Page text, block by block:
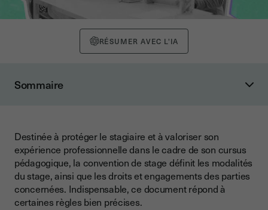
RÉSUMER AVEC L'IA
Sommaire
Quelle est la différence entre convention de stage et contrat
d’alternance ?
Quelles sont les contraintes du stage conventionné ?
Comment obtenir une convention de stage sans école ?
Destinée à protéger le stagiaire et à valoriser son
expérience professionnelle dans le cadre de son cursus
pédagogique, la convention de stage définit les modalités
du stage, ainsi que les droits et engagements des parties
concernées. Indispensable, ce document répond à
certaines règles bien précises.